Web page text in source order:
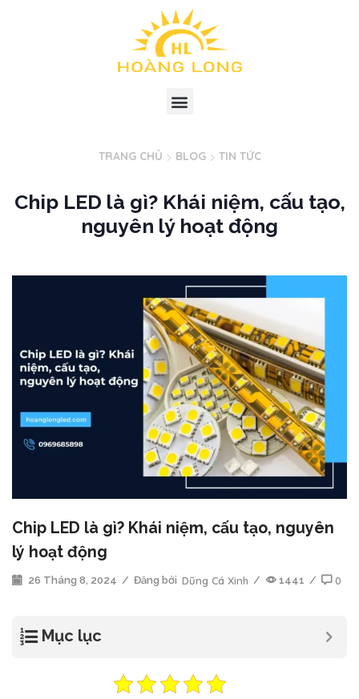
TRANG CHỦ BLOG TIN TỨC
Chip LED là gì? Khái niệm, cấu tạo,
nguyên lý hoạt động
Chip LED là gì? Khái niệm, cấu tạo, nguyên
lý hoạt động
26 Tháng 8, 2024 / Đăng bởi Dũng Cá Xinh / 1441 / 0
Mục lục